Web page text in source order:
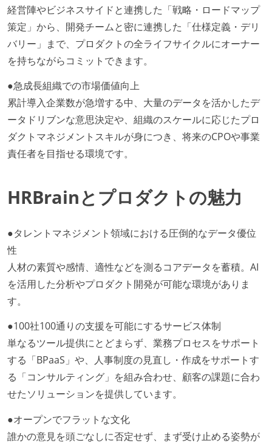
経営陣やビジネスサイドと連携した「戦略・ロードマップ
策定」から、開発チームと密に連携した「仕様定義・デリ
バリー」まで、プロダクトの全ライフサイクルにオーナー
を持ちながらコミットできます。
●急成長組織での市場価値向上
累計導入企業数が急増する中、大量のデータを活かしたデ
ータドリブンな意思決定や、組織のスケールに応じたプロ
ダクトマネジメントスキルが身につき、将来のCPOや事業
責任者を目指せる環境です。
HRBrainとプロダクトの魅力
●タレントマネジメント領域における圧倒的なデータ優位
性
人材の素質や感情、適性などを測るコアデータを蓄積。AI
を活用した分析やプロダクト開発が可能な環境がありま
す。
●100社100通りの支援を可能にするサービス体制
単なるツール提供にとどまらず、業務プロセスをサポート
する「BPaaS」や、人事制度の見直し・作成をサポートす
る「コンサルティング」を組み合わせ、顧客の課題に合わ
せたソリューションを提供しています。
●オープンでフラットな文化
誰かの意見を頭ごなしに否定せず、まず受け止める姿勢が